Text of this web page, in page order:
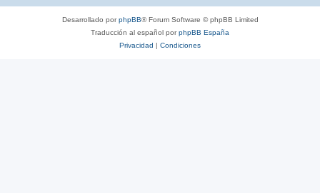
Desarrollado porphpBB® Forum Software © phpBB Limited
Traducción al español porphpBB España
Privacidad | Condiciones